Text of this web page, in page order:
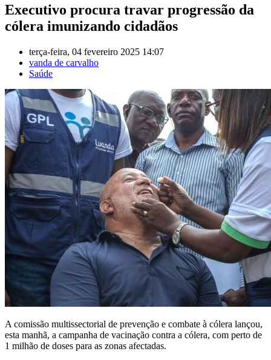
Executivo procura travar progressão da
cólera imunizando cidadãos
terça-feira, 04 fevereiro 2025 14:07
vanda de carvalho
Saúde
A comissão multissectorial de prevenção e combate à cólera lançou,
esta manhã, a campanha de vacinação contra a cólera, com perto de
1 milhão de doses para as zonas afectadas.